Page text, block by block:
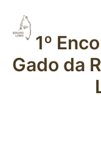
1º
Gado da